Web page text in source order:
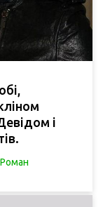
і
Роман